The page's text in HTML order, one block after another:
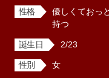
性格
優しくておっ
持つ
誕生日 2/23
性別 女